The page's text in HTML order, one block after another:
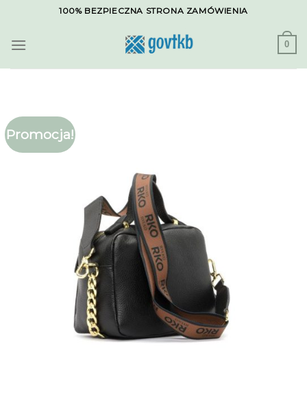
content
100% BEZPIECZNA STRONA ZAMÓWIENIA
0
Promocja!